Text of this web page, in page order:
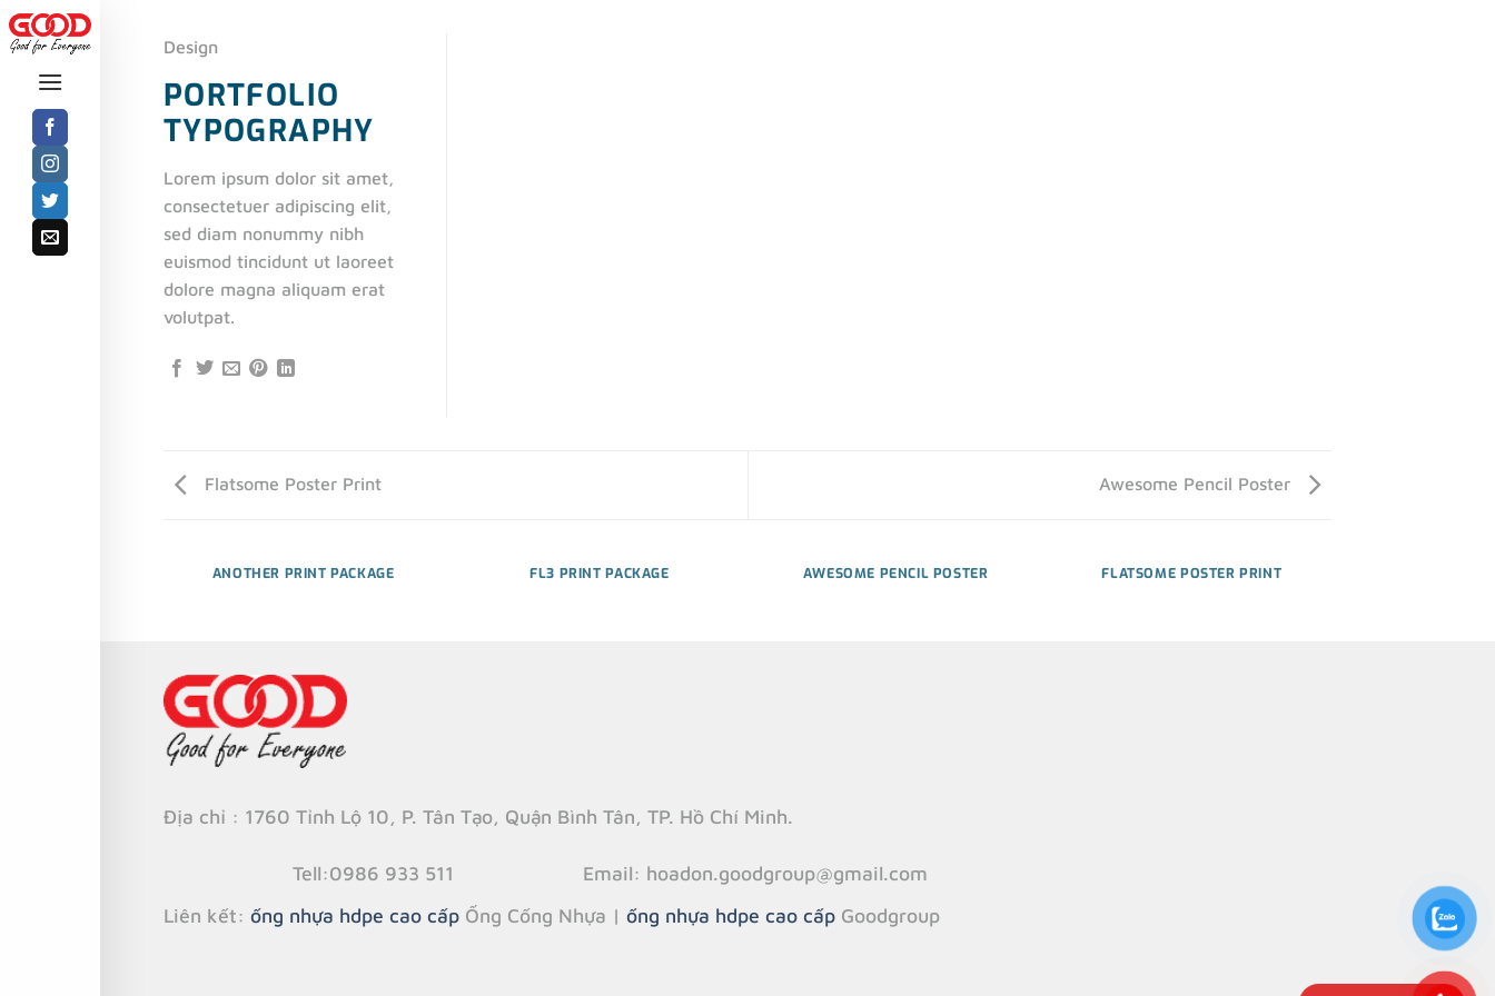
Bỏ
qua
Design
PORTFOLIO
TYPOGRAPHY
Lorem ipsum dolor sit amet,
consectetuer adipiscing elit,
sed diam nonummy nibh
euismod tincidunt ut laoreet
dolore magna aliquam erat
volutpat.
Flatsome Poster Print Awesome Pencil Poster
ANOTHER PRINT PACKAGE FL3 PRINT PACKAGE AWESOME PENCIL POSTER FLATSOME POSTER PRINT
Địa chỉ : 1760 Tỉnh Lộ 10, P. Tân Tạo, Quận Bình Tân, TP. Hồ Chí Minh.
Tell:0986 933 511 Email: hoadon.goodgroup@gmail.com
Liên kết: ống nhựa hdpe cao cấp Ống Cống Nhựa | ống nhựa hdpe cao cấp Goodgroup